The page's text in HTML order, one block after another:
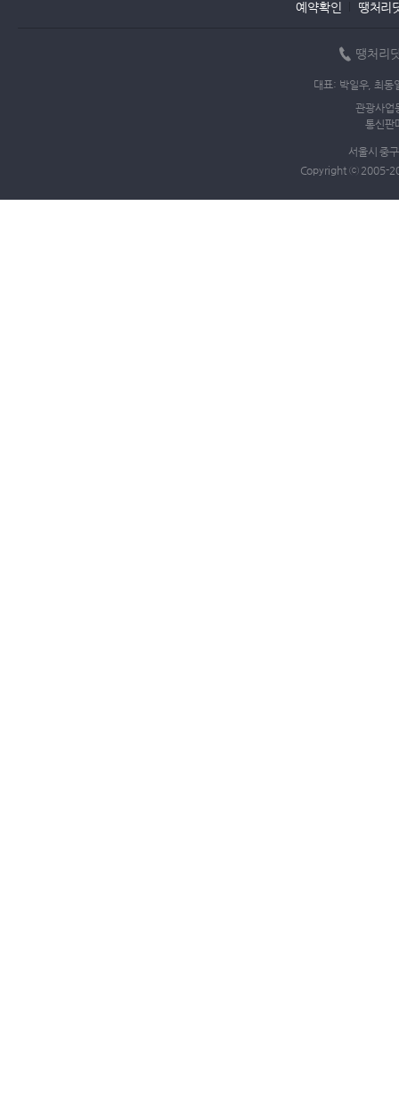
예약확인 땡처리
땡처리
대표: 박일우, 최동
관광사업
통신판
서울시 중
Copyright ⓒ 2005-